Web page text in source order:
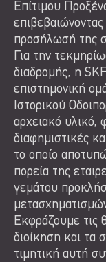
Επίτιμου
προσήλωσή της
Για την
διαδρομής, η
επιστημονική
Ιστορικού
αρχειακό υλικό,
διαφημιστικές
το οποίο
πορεία της
γεμάτου
Εκφράζουμε τις
διοίκηση και τα
τιμητική αυτή